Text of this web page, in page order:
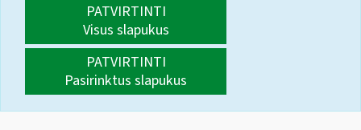
PATVIRTINTI
Visus slapukus
PATVIRTINTI
Pasirinktus slapukus